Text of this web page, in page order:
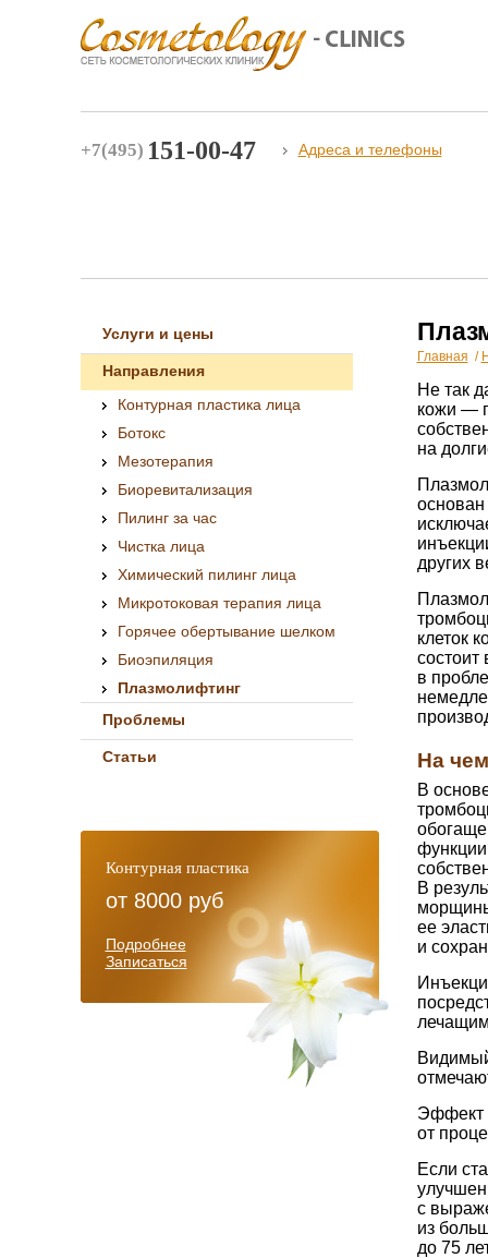
+7(495) 151-00-47 Адреса и телефоны
Услуги и цены
Направления
Контурная пластика лица
Ботокс
Мезотерапия
Биоревитализация
Пилинг за час
Чистка лица
Химический пилинг лица
Микротоковая терапия лица
Горячее обертывание шелком
Биоэпиляция
Плазмолифтинг
Проблемы
Статьи
Контурная пластика
от 8000 руб
Подробнее
Записаться
Главная /
Не так
кожи —
на
других
клеток
в
На
В
В
ее
и
Эффект
от
Если
с
из
до 75